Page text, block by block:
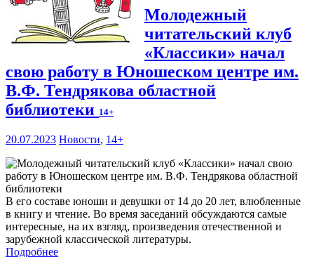
Молодежный
читательский клуб
«Классики» начал
свою работу в Юношеском центре им.
В.Ф. Тендрякова областной
библиотеки 14+
20.07.2023 Новости, 14+
В его составе юноши и девушки от 14 до 20 лет, влюбленные
в книгу и чтение. Во время заседаний обсуждаются самые
интересные, на их взгляд, произведения отечественной и
зарубежной классической литературы.
Подробнее